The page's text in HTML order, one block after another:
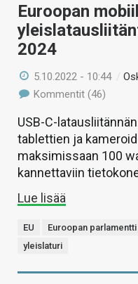
Euroopan
2024
5.10.2022 - 10:44 /
Kommentit (46)
USB-C-
tablettien ja
maksimissaan 100
kannettaviin
Lue lisää
EU Euroopan parlamentti
yleislaturi